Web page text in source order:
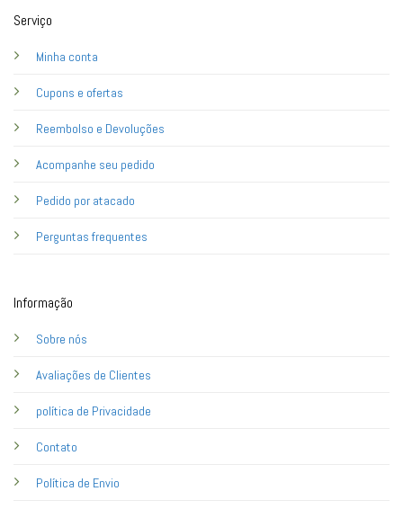
Serviço
Minha conta
Cupons e ofertas
Reembolso e Devoluções
Acompanhe seu pedido
Pedido por atacado
Perguntas frequentes
Informação
Sobre nós
Avaliações de Clientes
política de Privacidade
Contato
Política de Envio